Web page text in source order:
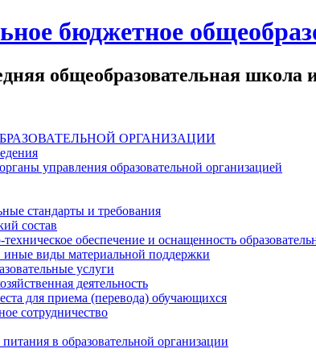
бюджетное
общеобразовательная
ОРГАНИЗАЦИИ
управления образовательной организацией
стандарты и требования
состав
обеспечение и оснащенность
виды материальной поддержки
услуги
деятельность
для приема (перевода) обучающихся
сотрудничество
в образовательной организации